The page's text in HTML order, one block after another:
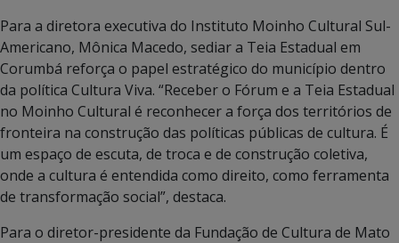
Para a diretora executiva do Instituto Moinho Cultural Sul-
Americano, Mônica Macedo, sediar a Teia Estadual em
Corumbá reforça o papel estratégico do município dentro
da política Cultura Viva. “Receber o Fórum e a Teia Estadual
no Moinho Cultural é reconhecer a força dos territórios de
fronteira na construção das políticas públicas de cultura. É
um espaço de escuta, de troca e de construção coletiva,
onde a cultura é entendida como direito, como ferramenta
de transformação social”, destaca.
Para o diretor-presidente da Fundação de Cultura de Mato